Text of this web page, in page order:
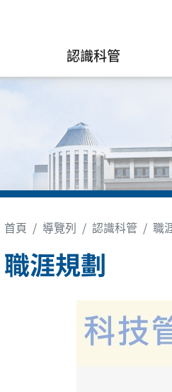
認識科管
首頁 導覽列 認識科管 職
職涯規劃